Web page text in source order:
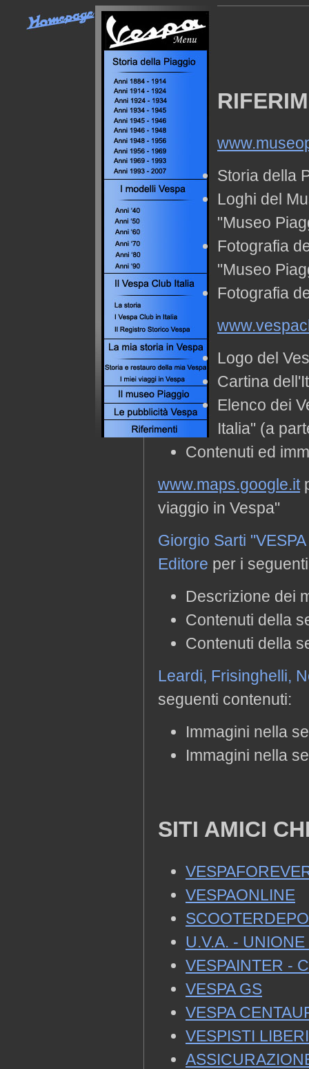
Storia della
Loghi del
"Museo
Fotografia
"Museo
Fotografia
Logo del
Cartina
Elenco dei
Italia" (a
Contenuti ed
www.maps.google.it
viaggio in Vespa"
Giorgio Sarti
Editore per i
Descrizione dei
Contenuti della
Contenuti della
Leardi, Frisinghelli,
seguenti contenuti:
Immagini nella
Immagini nella
SITI AMICI
VESPAONLINE
U.V.A. -
VESPAINTER -
VESPA GS
VESPA
VESPISTI LIBERI